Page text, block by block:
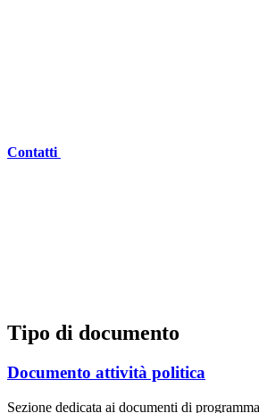
Contatti
Tipo di documento
Documento attività politica
Sezione dedicata ai documenti di